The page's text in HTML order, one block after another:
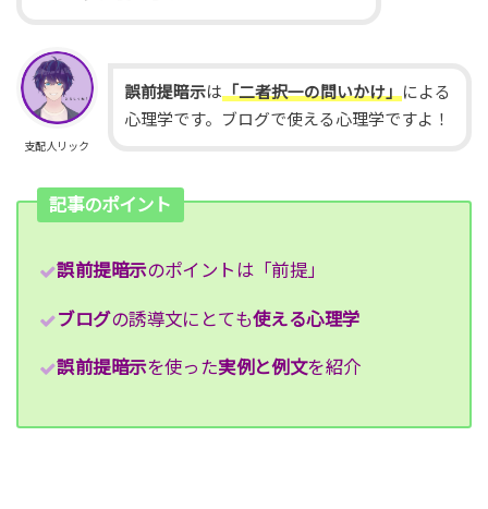
支配人リック
誤前提暗示は「二者択一の問いかけ」による
心理学です。ブログで使える心理学ですよ！
記事のポイント
誤前提暗示のポイントは「前提」
ブログの誘導文にとても使える心理学
誤前提暗示を使った実例と例文を紹介